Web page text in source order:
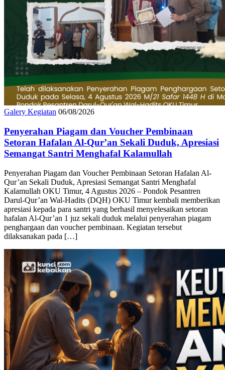
Galery Kegiatan 06/08/2026
Penyerahan Piagam dan Voucher Pembinaan
Setoran Hafalan Al-Qur’an Sekali Duduk, Apresiasi
Semangat Santri Menghafal Kalamullah
Penyerahan Piagam dan Voucher Pembinaan Setoran Hafalan Al-
Qur’an Sekali Duduk, Apresiasi Semangat Santri Menghafal
Kalamullah OKU Timur, 4 Agustus 2026 – Pondok Pesantren
Darul-Qur’an Wal-Hadits (DQH) OKU Timur kembali memberikan
apresiasi kepada para santri yang berhasil menyelesaikan setoran
hafalan Al-Qur’an 1 juz sekali duduk melalui penyerahan piagam
penghargaan dan voucher pembinaan. Kegiatan tersebut
dilaksanakan pada […]